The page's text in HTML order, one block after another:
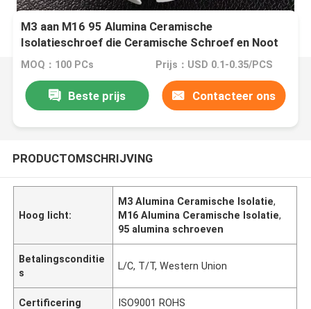
M3 aan M16 95 Alumina Ceramische
Isolatieschroef die Ceramische Schroef en Noot
isoleren
MOQ：100 PCs Prijs：USD 0.1-0.35/PCS
Beste prijs Contacteer ons
PRODUCTOMSCHRIJVING
Hoog licht:
M3 Alumina Ceramische Isolatie,
M16 Alumina Ceramische Isolatie,
95 alumina schroeven
Betalingsconditie
s
L/C, T/T, Western Union
Certificering ISO9001 ROHS